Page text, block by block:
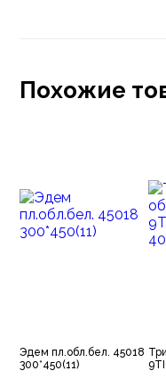
Похожие
Эдем пл.обл.бел. 45018
300*450(11)